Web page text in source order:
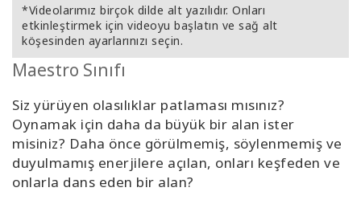
*Videolarımız birçok dilde alt yazılıdır. Onları
etkinleştirmek için videoyu başlatın ve sağ alt
köşesinden ayarlarınızı seçin.
Maestro Sınıfı
Siz yürüyen olasılıklar patlaması mısınız?
Oynamak için daha da büyük bir alan ister
misiniz? Daha önce görülmemiş, söylenmemiş ve
duyulmamış enerjilere açılan, onları keşfeden ve
onlarla dans eden bir alan?